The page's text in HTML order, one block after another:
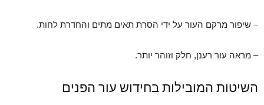
– שיפור מרקם העור על ידי הסרת תאים מתים והחדרת לחות.
– מראה עור רענן, חלק וזוהר יותר.
השיטות המובילות בחידוש עור הפנים